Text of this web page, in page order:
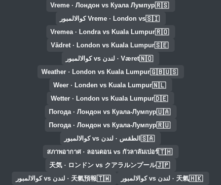
🇷🇸
Vreme · Лондон vs Куала Лумпур
🇸🇮Vreme · London vs كوالالمبور
🇷🇴
Vremea · Londra vs Kuala Lumpur
🇸🇪
Vädret · London vs Kuala Lumpur
🇳🇴Været · لندن vs كوالالمبور
🇬🇧🇺🇸
Weather · London vs Kuala Lumpur
🇳🇱
Weer · Londen vs Kuala Lumpur
🇩🇪
Wetter · London vs Kuala Lumpur
🇺🇦
Погода · Лондон vs Куала-Лумпур
🇷🇺
Погода · Лондон vs Куала-Лумпур
🇸🇦 الطقس · لندن vs كوالالمبور
🇹🇭
สภาพอากาศ · ลอนดอน vs กัวลาลัมเปอร์
🇯🇵
天気 · ロンドン vs クアラルンプール
🇭🇰天氣 · لندن vs كوالالمبور 🇹🇼天氣預報 · لندن vs كوالالمبور